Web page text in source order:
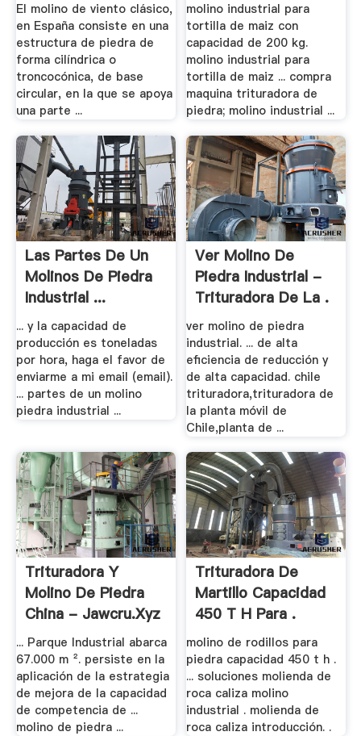
El molino de viento clásico,
en España consiste en una
estructura de piedra de
forma cilíndrica o
troncocónica, de base
circular, en la que se apoya
una parte ...
molino industrial para
tortilla de maiz con
capacidad de 200 kg.
molino industrial para
tortilla de maiz ... compra
maquina trituradora de
piedra; molino industrial ...
Las Partes De Un
Molinos De Piedra
Industrial ...
... y la capacidad de
producción es toneladas
por hora, haga el favor de
enviarme a mi email (email).
... partes de un molino
piedra industrial ...
Ver Molino De
Piedra Industrial -
Trituradora De La .
ver molino de piedra
industrial. ... de alta
eficiencia de reducción y
de alta capacidad. chile
trituradora,trituradora de
la planta móvil de
Chile,planta de ...
Trituradora Y
Molino De Piedra
China - Jawcru.xyz
... Parque Industrial abarca
67.000 m ². persiste en la
aplicación de la estrategia
de mejora de la capacidad
de competencia de ...
molino de piedra ...
Trituradora De
Martillo Capacidad
450 T H Para .
molino de rodillos para
piedra capacidad 450 t h .
... soluciones molienda de
roca caliza molino
industrial . molienda de
roca caliza introducción. .